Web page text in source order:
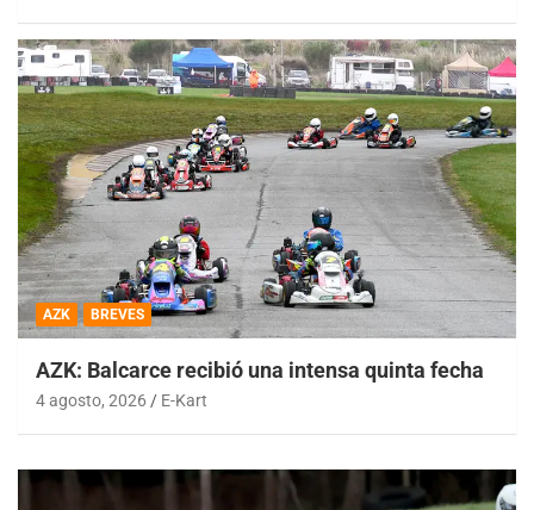
AZK BREVES
AZK: Balcarce recibió una intensa quinta fecha
4 agosto, 2026 E-Kart